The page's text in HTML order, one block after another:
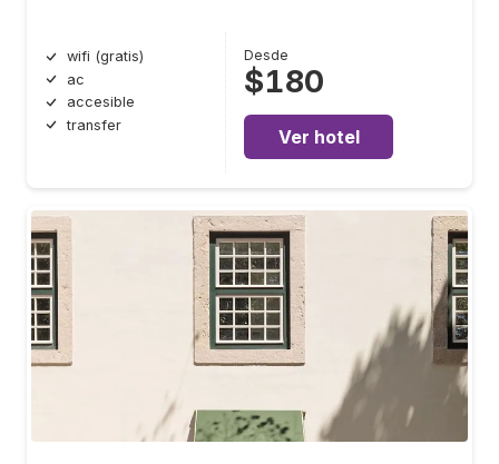
wifi (gratis)
ac
accesible
transfer
Desde
$180
Ver hotel